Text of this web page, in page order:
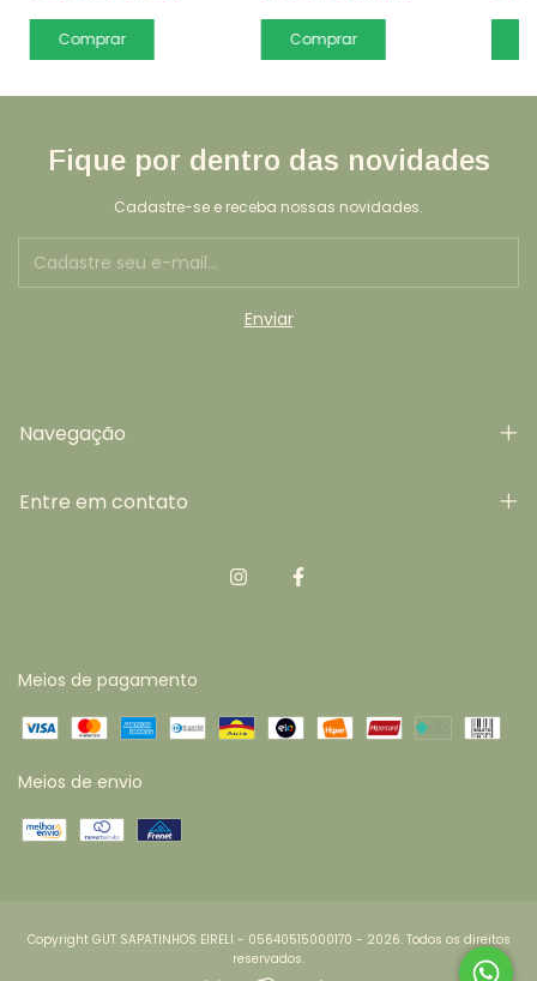
Comprar Comprar
Fique por dentro das novidades
Cadastre-se e receba nossas novidades.
Navegação
Entre em contato
Meios de pagamento
Meios de envio
Copyright GUT SAPATINHOS EIRELI - 05640515000170 - 2026. Todos os direitos
reservados.